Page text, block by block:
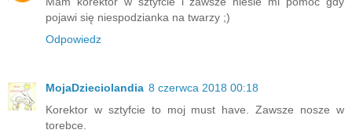
pojawi się niespodzianka na twarzy ;)
Odpowiedz
MojaDzieciolandia 8 czerwca 2018 00:18
Korektor w sztyfcie to moj must have. Zawsze nosze w
torebce.